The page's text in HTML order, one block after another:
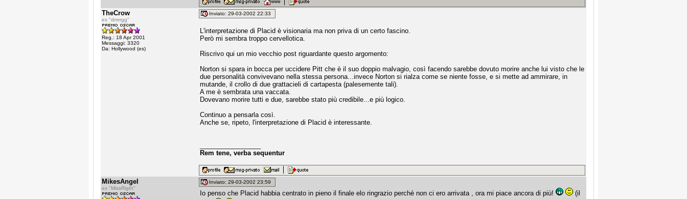
TheCrow
ex "dmrrgg"
Reg.: 18 Apr 2001
Messaggi: 3320
Da: Hollywood (es)
Inviato: 29-03-2002 22:33
L'interpretazione di Placid è visionaria ma non priva di un certo fascino.
Però mi sembra troppo cervellotica.
Riscrivo qui un mio vecchio post riguardante questo argomento:
Norton si spara in bocca per uccidere Pitt che è il suo doppio malvagio, così facendo sarebbe dovuto morire anche lui visto che le
due personalità convivevano nella stessa persona...invece Norton si rialza come se niente fosse, e si mette ad ammirare, in
mutande, il crollo di due grattacieli di cartapesta (palesemente tali).
A me è sembrata una vaccata.
Dovevano morire tutti e due, sarebbe stato più credibile...e più logico.
Continuo a pensarla così.
Anche se, ripeto, l'interpretazione di Placid è interessante.
Rem tene, verba sequentur
MikesAngel
ex "MissRigth"
Inviato: 29-03-2002 23:59
Io penso che Placid habbia centrato in pieno il finale elo ringrazio perchè non ci ero arrivata , ora mi piace ancora di più!
(il